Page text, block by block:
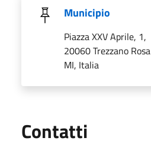
Municipio
Piazza XXV Aprile, 1,
20060 Trezzano Rosa
MI, Italia
Contatti